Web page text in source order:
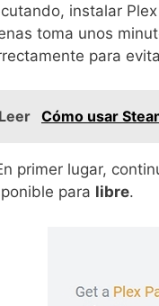
instalar
toma unos
para
Leer Cómo usar
primer lugar,
para libre.